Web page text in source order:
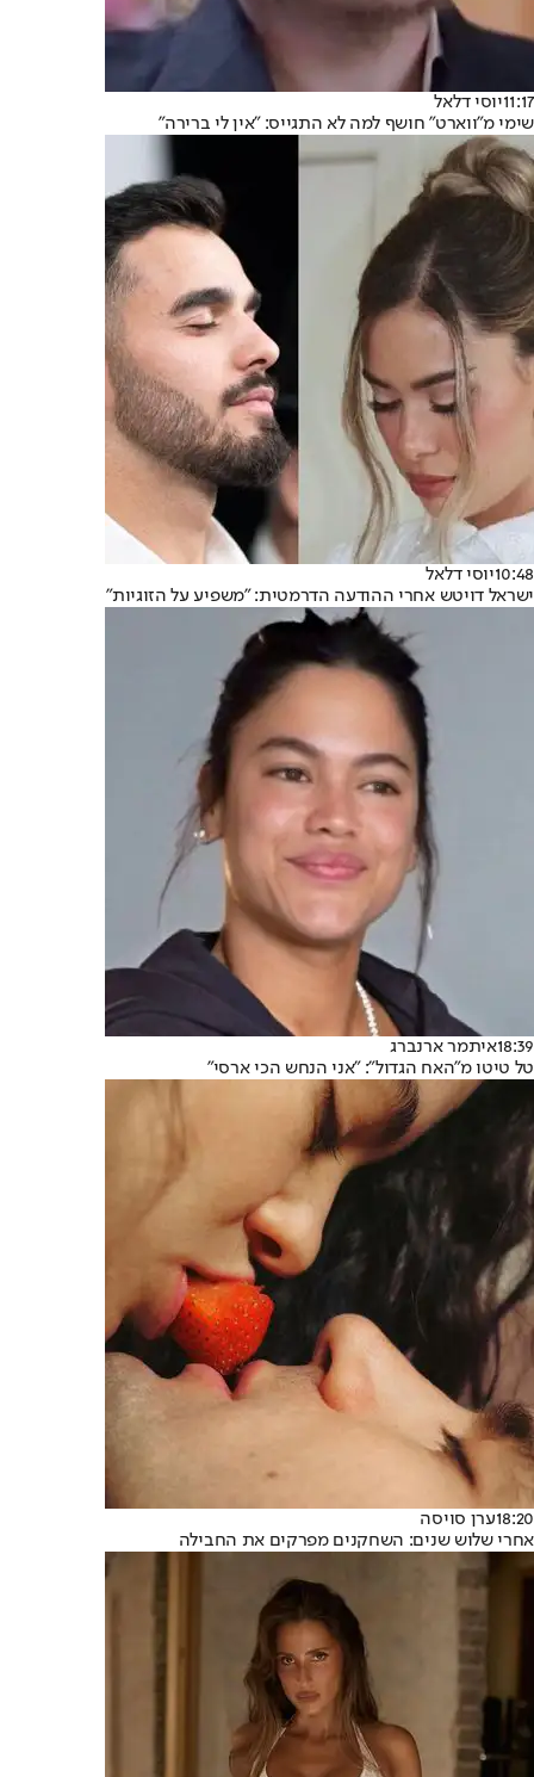
11:17יוסי דלאל
שימי מ"ווארט" חושף למה לא התגייס: "אין לי ברירה"
10:48יוסי דלאל
ישראל דויטש אחרי ההודעה הדרמטית: "משפיע על הזוגיות"
18:39איתמר ארנברג
טל טיטו מ"האח הגדול": "אני הנחש הכי ארסי"
18:20ערן סויסה
אחרי שלוש שנים: השחקנים מפרקים את החבילה